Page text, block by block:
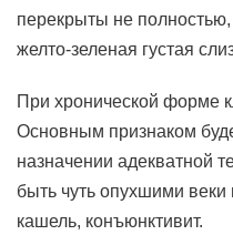
перекрыты не полностью,
желто-зеленая густая
При хронической форме
Основным признаком
назначении адекватной
быть чуть опухшими
кашель, конъюнктивит.